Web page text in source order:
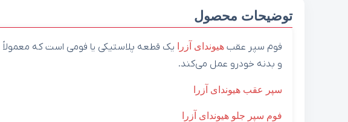
توضیحات محصول
فوم سپر عقب هیوندای آزرا
یک قطعه پلاستیکی یا فومی است که
و بدنه خودرو عمل می‌کند.
سپر عقب هیوندای آزرا
فوم سپر جلو هیوندای آزرا